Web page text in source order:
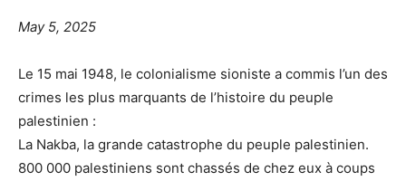
May 5, 2025
Le 15 mai 1948, le colonialisme sioniste a commis l’un des
crimes les plus marquants de l’histoire du peuple
palestinien :
La Nakba, la grande catastrophe du peuple palestinien.
800 000 palestiniens sont chassés de chez eux à coups